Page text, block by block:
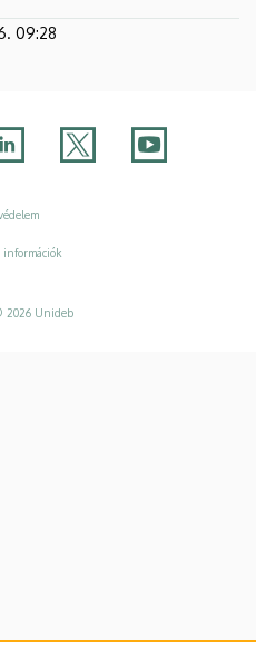
09:28
információk
2026 Unideb